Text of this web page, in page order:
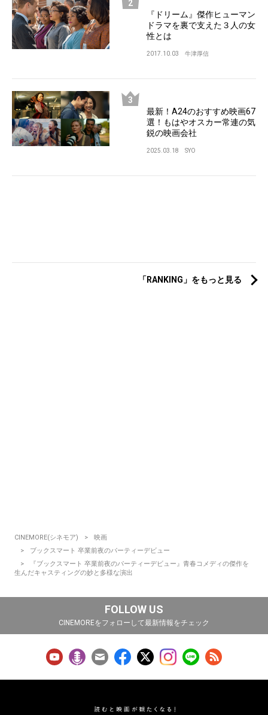
『ドリーム』傑作ヒューマン
ドラマを裏で支えた３人の女
性とは
2017.10.03 牛津厚信
最新！A24のおすすめ映画67
選！もはやオスカー常連の気
鋭の映画会社
2025.03.18 SYO
「RANKING」をもっと見る
CINEMORE(シネモア)
映画
ブックスマート 卒業前夜のパーティーデビュー
『ブックスマート 卒業前夜のパーティーデビュー』青春コメディの傑作を
生んだキャスティングの妙と多様な演出
FOLLOW US
CINEMOREをフォローして最新情報をチェック